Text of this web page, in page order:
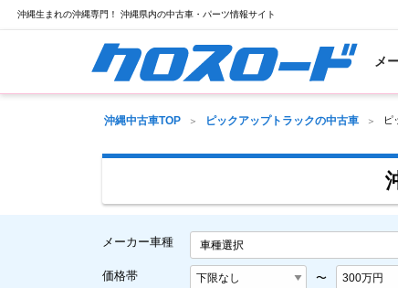
沖縄生まれの沖縄専門！ 沖縄県内の中古車・パーツ情報サイト
メ
沖縄中古車TOP ピックアップトラックの中古車 ピ
メーカー車種 車種選択
価格帯 〜